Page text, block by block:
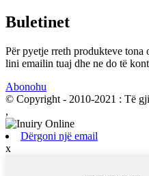
Buletinet
Për pyetje rreth produkteve tona
lini emailin tuaj dhe ne do të
Abonohu
© Copyright - 2010-2021 : Të
,
Dërgoni një email
x